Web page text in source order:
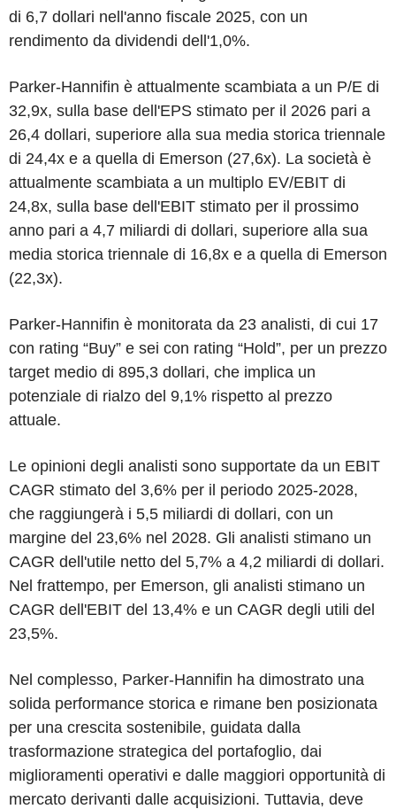
di 6,7 dollari nell'anno fiscale 2025, con un
rendimento da dividendi dell'1,0%.
Parker-Hannifin è attualmente scambiata a un P/E di
32,9x, sulla base dell'EPS stimato per il 2026 pari a
26,4 dollari, superiore alla sua media storica triennale
di 24,4x e a quella di Emerson (27,6x). La società è
attualmente scambiata a un multiplo EV/EBIT di
24,8x, sulla base dell'EBIT stimato per il prossimo
anno pari a 4,7 miliardi di dollari, superiore alla sua
media storica triennale di 16,8x e a quella di Emerson
(22,3x).
Parker-Hannifin è monitorata da 23 analisti, di cui 17
con rating “Buy” e sei con rating “Hold”, per un prezzo
target medio di 895,3 dollari, che implica un
potenziale di rialzo del 9,1% rispetto al prezzo
attuale.
Le opinioni degli analisti sono supportate da un EBIT
CAGR stimato del 3,6% per il periodo 2025-2028,
che raggiungerà i 5,5 miliardi di dollari, con un
margine del 23,6% nel 2028. Gli analisti stimano un
CAGR dell'utile netto del 5,7% a 4,2 miliardi di dollari.
Nel frattempo, per Emerson, gli analisti stimano un
CAGR dell'EBIT del 13,4% e un CAGR degli utili del
23,5%.
Nel complesso, Parker-Hannifin ha dimostrato una
solida performance storica e rimane ben posizionata
per una crescita sostenibile, guidata dalla
trasformazione strategica del portafoglio, dai
miglioramenti operativi e dalle maggiori opportunità di
mercato derivanti dalle acquisizioni. Tuttavia, deve